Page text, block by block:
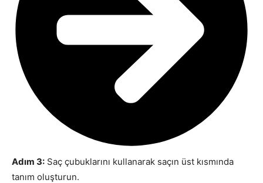
Adım 3: Saç çubuklarını kullanarak saçın üst kısmında
tanım oluşturun.